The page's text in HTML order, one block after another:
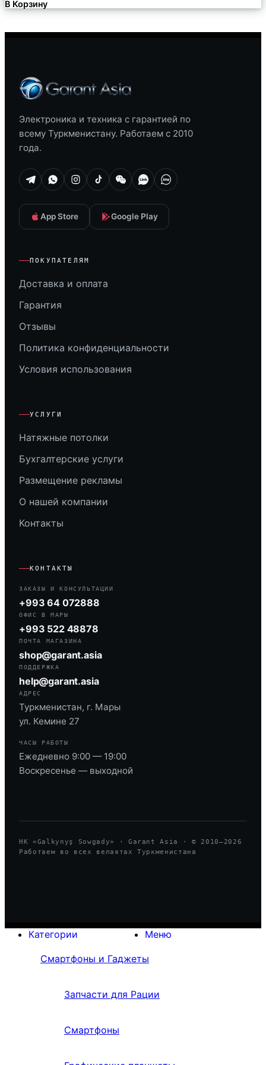
В Корзину
Электроника и техника с гарантией по
всему Туркменистану. Работаем с 2010
года.
App Store Google Play
ПОКУПАТЕЛЯМ
Доставка и оплата
Гарантия
Отзывы
Политика конфиденциальности
Условия использования
УСЛУГИ
Натяжные потолки
Бухгалтерские услуги
Размещение рекламы
О нашей компании
Контакты
КОНТАКТЫ
ЗАКАЗЫ И КОНСУЛЬТАЦИИ
+993 64 072888
ОФИС В МАРЫ
+993 522 48878
ПОЧТА МАГАЗИНА
shop@garant.asia
ПОДДЕРЖКА
help@garant.asia
АДРЕС
Туркменистан, г. Мары
ул. Кемине 27
ЧАСЫ РАБОТЫ
Ежедневно 9:00 — 19:00
Воскресенье — выходной
HK «Galkynyş Sowgady» · Garant Asia · © 2010—2026
Работаем во всех велаятах Туркменистана
Меню
Категории
Смартфоны и Гаджеты
Запчасти для Рации
Смартфоны